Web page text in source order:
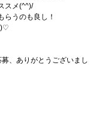
スメ(^^)/
らうのも良し！
)♡
、ありがとうございまし